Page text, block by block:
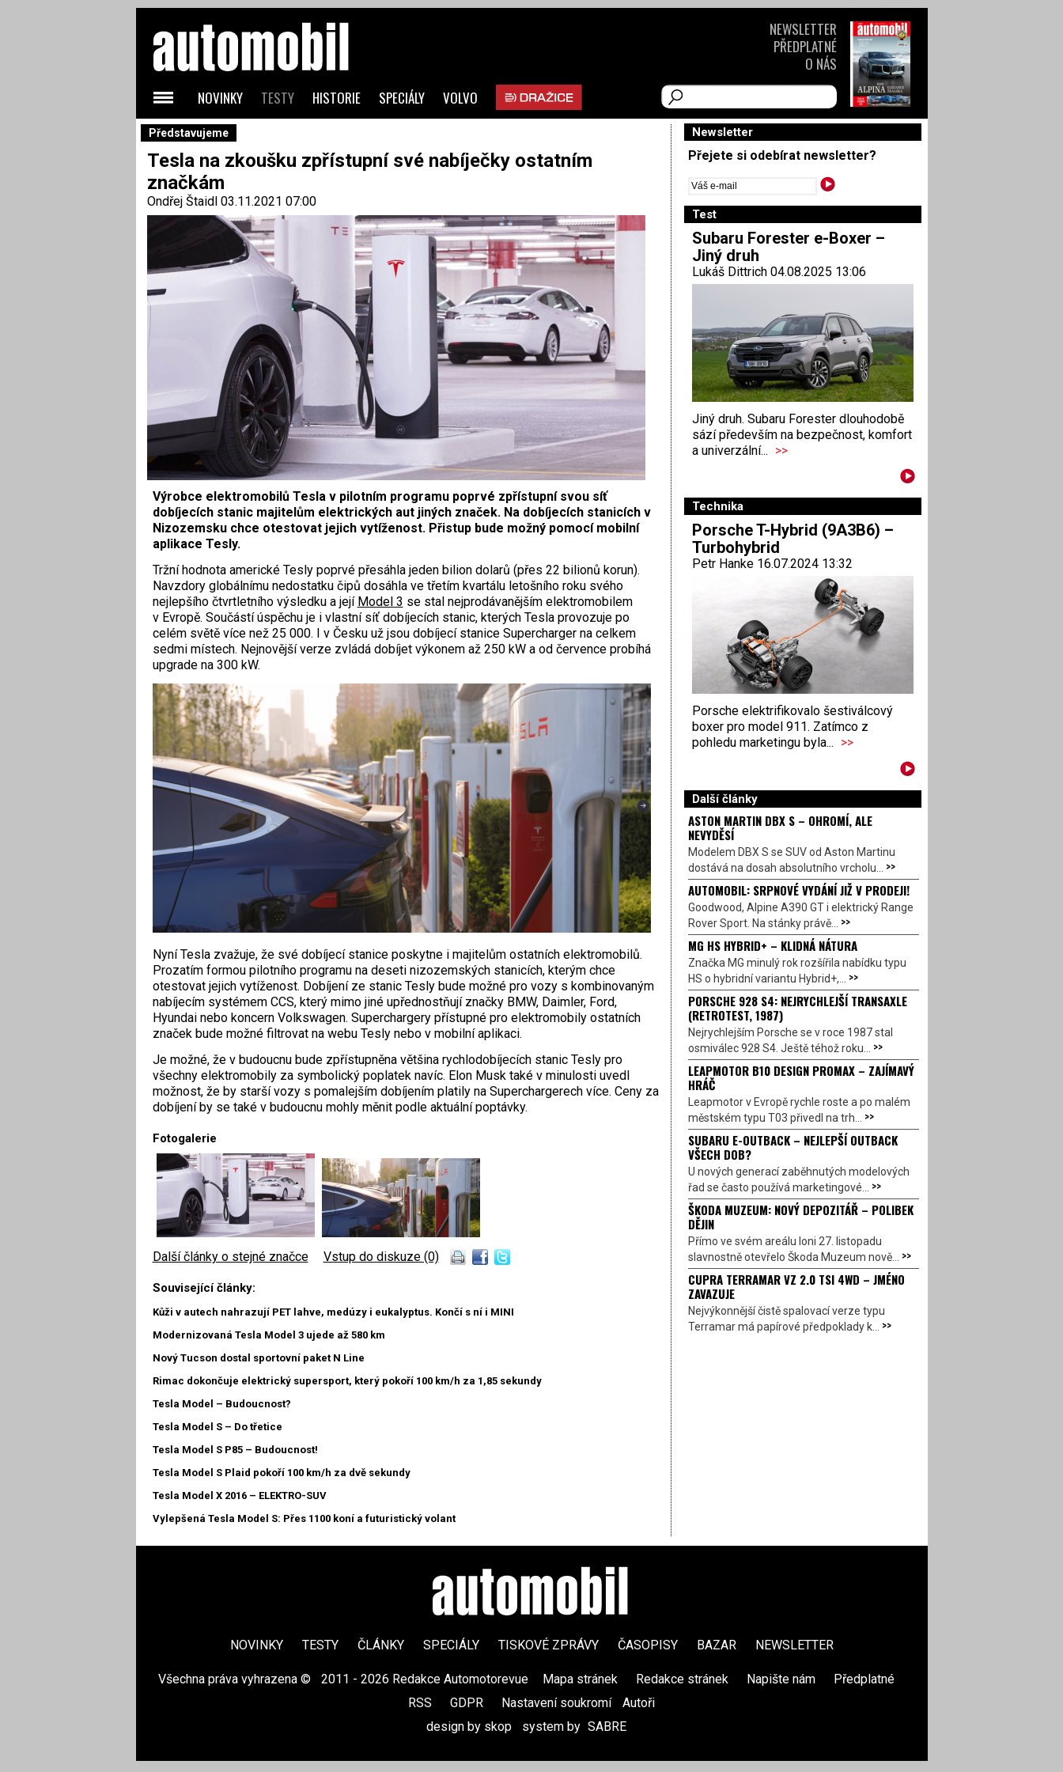
Představujeme
Tesla na zkoušku zpřístupní své nabíječky ostatním
značkám
Ondřej Štaidl03.11.2021 07:00
Výrobce elektromobilů Tesla v pilotním programu poprvé zpřístupní svou síť
dobíjecích stanic majitelům elektrických aut jiných značek. Na dobíjecích stanicích v
Nizozemsku chce otestovat jejich vytíženost. Přistup bude možný pomocí mobilní
aplikace Tesly.
Tržní hodnota americké Tesly poprvé přesáhla jeden bilion dolarů (přes 22 bilionů korun).
Navzdory globálnímu nedostatku čipů dosáhla ve třetím kvartálu letošního roku svého
nejlepšího čtvrtletního výsledku a její Model 3 se stal nejprodávanějším elektromobilem
v Evropě. Součástí úspěchu je i vlastní síť dobíjecích stanic, kterých Tesla provozuje po
celém světě více než 25 000. I v Česku už jsou dobíjecí stanice Supercharger na celkem
sedmi místech. Nejnovější verze zvládá dobíjet výkonem až 250 kW a od července probíhá
upgrade na 300 kW.
Nyní Tesla zvažuje, že své dobíjecí stanice poskytne i majitelům ostatních elektromobilů.
Prozatím formou pilotního programu na deseti nizozemských stanicích, kterým chce
otestovat jejich vytíženost. Dobíjení ze stanic Tesly bude možné pro vozy s kombinovaným
nabíjecím systémem CCS, který mimo jiné upřednostňují značky BMW, Daimler, Ford,
Hyundai nebo koncern Volkswagen. Superchargery přístupné pro elektromobily ostatních
značek bude možné filtrovat na webu Tesly nebo v mobilní aplikaci.
Je možné, že v budoucnu bude zpřístupněna většina rychlodobíjecích stanic Tesly pro
všechny elektromobily za symbolický poplatek navíc. Elon Musk také v minulosti uvedl
možnost, že by starší vozy s pomalejším dobíjením platily na Superchargerech více. Ceny za
dobíjení by se také v budoucnu mohly měnit podle aktuální poptávky.
Fotogalerie
Další články o stejné značce Vstup do diskuze (0)
Související články:
Kůži v autech nahrazují PET lahve, medúzy i eukalyptus. Končí s ní i MINI
Modernizovaná Tesla Model 3 ujede až 580 km
Nový Tucson dostal sportovní paket N Line
Rimac dokončuje elektrický supersport, který pokoří 100 km/h za 1,85 sekundy
Tesla Model – Budoucnost?
Tesla Model S – Do třetice
Tesla Model S P85 – Budoucnost!
Tesla Model S Plaid pokoří 100 km/h za dvě sekundy
Tesla Model X 2016 – ELEKTRO-SUV
Vylepšená Tesla Model S: Přes 1100 koní a futuristický volant
Newsletter
Přejete si odebírat newsletter?
Test
Subaru Forester e-Boxer –
Jiný druh
Lukáš Dittrich 04.08.2025 13:06
Jiný druh. Subaru Forester dlouhodobě
sází především na bezpečnost, komfort
a univerzální... >>
Technika
Porsche T-Hybrid (9A3B6) –
Turbohybrid
Petr Hanke 16.07.2024 13:32
Porsche elektrifikovalo šestiválcový
boxer pro model 911. Zatímco z
pohledu marketingu byla... >>
Další články
ASTON MARTIN DBX S – OHROMÍ, ALE
NEVYDĚSÍ
Modelem DBX S se SUV od Aston Martinu
dostává na dosah absolutního vrcholu... >>
AUTOMOBIL: SRPNOVÉ VYDÁNÍ JIŽ V PRODEJI!
Goodwood, Alpine A390 GT i elektrický Range
Rover Sport. Na stánky právě... >>
MG HS HYBRID+ – KLIDNÁ NÁTURA
Značka MG minulý rok rozšířila nabídku typu
HS o hybridní variantu Hybrid+,... >>
PORSCHE 928 S4: NEJRYCHLEJŠÍ TRANSAXLE
(RETROTEST, 1987)
Nejrychlejším Porsche se v roce 1987 stal
osmiválec 928 S4. Ještě téhož roku... >>
LEAPMOTOR B10 DESIGN PROMAX – ZAJÍMAVÝ
HRÁČ
Leapmotor v Evropě rychle roste a po malém
městském typu T03 přivedl na trh... >>
SUBARU E-OUTBACK – NEJLEPŠÍ OUTBACK
VŠECH DOB?
U nových generací zaběhnutých modelových
řad se často používá marketingové... >>
ŠKODA MUZEUM: NOVÝ DEPOZITÁŘ – POLIBEK
DĚJIN
Přímo ve svém areálu loni 27. listopadu
slavnostně otevřelo Škoda Muzeum nově... >>
CUPRA TERRAMAR VZ 2.0 TSI 4WD – JMÉNO
ZAVAZUJE
Nejvýkonnější čistě spalovací verze typu
Terramar má papírové předpoklady k... >>
NOVINKY TESTY HISTORIE SPECIÁLY VOLVO
NEWSLETTER
PŘEDPLATNÉ
O NÁS
NOVINKY TESTY ČLÁNKY SPECIÁLY TISKOVÉ ZPRÁVY ČASOPISY BAZAR NEWSLETTER
Všechna práva vyhrazena © 2011 - 2026 Redakce Automotorevue Mapa stránek Redakce stránek Napište nám Předplatné
RSS
GDPR Nastavení soukromí
Autoři
design by skop
system by SABRE